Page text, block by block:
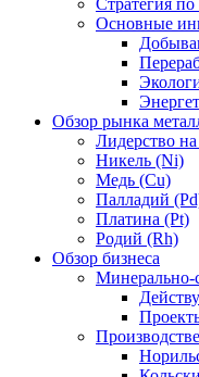
Стратегия
Основные
Обзор рынка
Лидерство
Никель (Ni)
Медь (Cu)
Палладий
Платина (Pt)
Родий (Rh)
Обзор бизнеса
Минерально-